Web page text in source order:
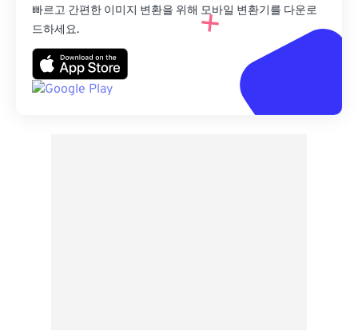
빠르고 간편한 이미지 변환을 위해 모바일 변환기를 다운로
드하세요.